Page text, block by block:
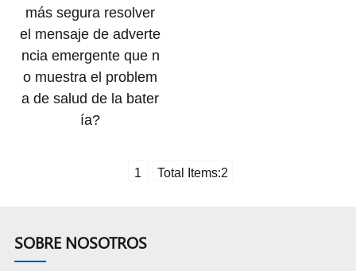
más segura resolver
el mensaje de adverte
ncia emergente que n
o muestra el problem
a de salud de la bater
ía?
1 Total Items:2
SOBRE NOSOTROS